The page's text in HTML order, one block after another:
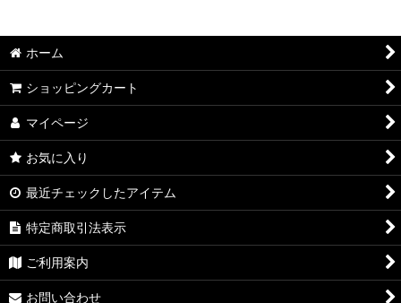
ホーム
ショッピングカート
マイページ
お気に入り
最近チェックしたアイテム
特定商取引法表示
ご利用案内
お問い合わせ